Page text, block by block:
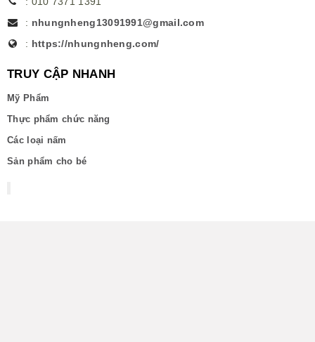
: nhungnheng13091991@gmail.com
: https://nhungnheng.com/
TRUY CẬP NHANH
Mỹ Phẩm
Thực phẩm chức năng
Các loại nấm
Sản phẩm cho bé